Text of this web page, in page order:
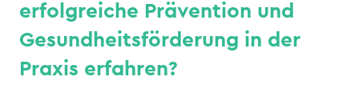
erfolgreiche Prävention und
Gesundheitsförderung in der
Praxis erfahren?